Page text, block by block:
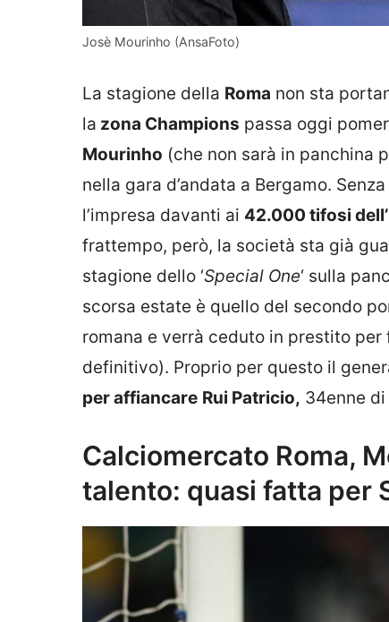
Josè Mourinho (AnsaFoto)
La stagione della Roma non sta
la zona Champions passa oggi
Mourinho (che non sarà in panchina
nella gara d’andata a Bergamo. Senza
l’impresa davanti ai 42.000 tifosi
frattempo, però, la società sta già
stagione dello ‘Special One‘ sulla
scorsa estate è quello del secondo
romana e verrà ceduto in prestito
definitivo). Proprio per questo il
per affiancare Rui Patricio, 34enne
Calciomercato Roma,
talento: quasi fatta per